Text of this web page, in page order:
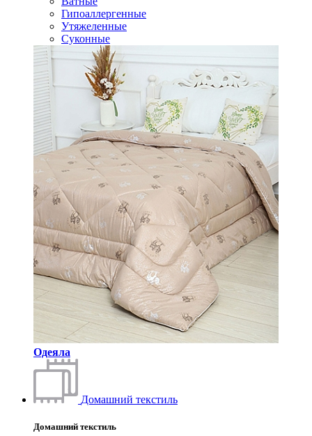
Гипоаллергенные
Утяжеленные
Суконные
Одеяла
Домашний текстиль
Домашний текстиль